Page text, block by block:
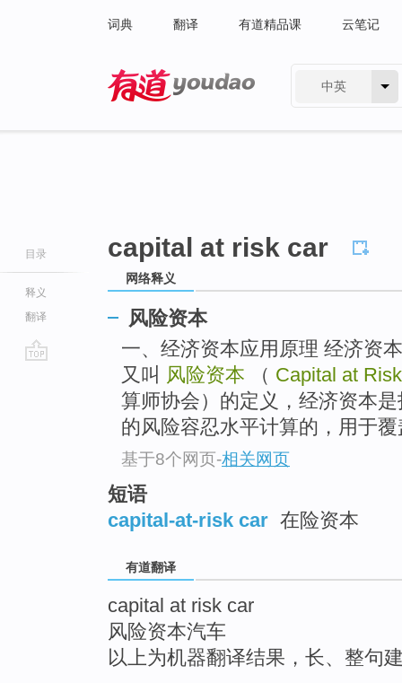
词典 翻译 有道精品课 云笔记
中英
目录
释义
翻译
capital at risk car
网络释义
风险资本
一、经济资本应用原理 经济资
又叫 风险资本 （ Capital at
算师协会）的定义，经济资本
的风险容忍水平计算的，用于
基于8个网页-相关网页
短语
capital-at-risk car 在险资本
有道翻译
capital at risk car
风险资本汽车
以上为机器翻译结果，长、整句